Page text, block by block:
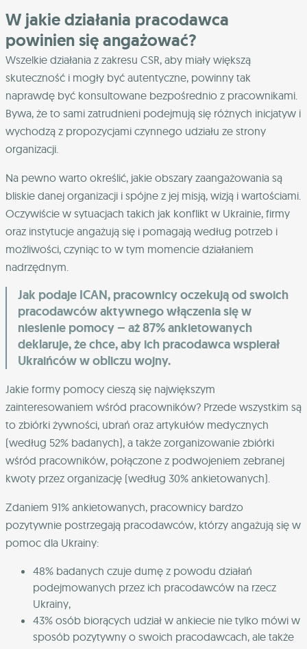
W jakie działania pracodawca
powinien się angażować?
Wszelkie działania z zakresu CSR, aby miały większą
skuteczność i mogły być autentyczne, powinny tak
naprawdę być konsultowane bezpośrednio z pracownikami.
Bywa, że to sami zatrudnieni podejmują się różnych inicjatyw i
wychodzą z propozycjami czynnego udziału ze strony
organizacji.
Na pewno warto określić, jakie obszary zaangażowania są
bliskie danej organizacji i spójne z jej misją, wizją i wartościami.
Oczywiście w sytuacjach takich jak konflikt w Ukrainie, firmy
oraz instytucje angażują się i pomagają według potrzeb i
możliwości, czyniąc to w tym momencie działaniem
nadrzędnym.
Jak podaje ICAN, pracownicy oczekują od swoich
pracodawców aktywnego włączenia się w
niesienie pomocy – aż 87% ankietowanych
deklaruje, że chce, aby ich pracodawca wspierał
Ukraińców w obliczu wojny.
Jakie formy pomocy cieszą się największym
zainteresowaniem wśród pracowników? Przede wszystkim są
to zbiórki żywności, ubrań oraz artykułów medycznych
(według 52% badanych), a także zorganizowanie zbiórki
wśród pracowników, połączone z podwojeniem zebranej
kwoty przez organizację (według 30% ankietowanych).
Zdaniem 91% ankietowanych, pracownicy bardzo
pozytywnie postrzegają pracodawców, którzy angażują się w
pomoc dla Ukrainy:
48% badanych czuje dumę z powodu działań
podejmowanych przez ich pracodawców na rzecz
Ukrainy,
43% osób biorących udział w ankiecie nie tylko mówi w
sposób pozytywny o swoich pracodawcach, ale także